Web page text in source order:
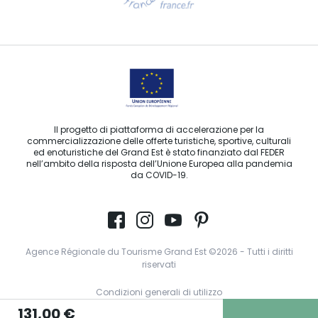
Contattaci per e-mail
Il progetto di piattaforma di accelerazione per la
commercializzazione delle offerte turistiche, sportive, culturali
ed enoturistiche del Grand Est è stato finanziato dal FEDER
nell’ambito della risposta dell’Unione Europea alla pandemia
da COVID-19.
Agence Régionale du Tourisme Grand Est ©2026 - Tutti i diritti
riservati
Condizioni generali di utilizzo